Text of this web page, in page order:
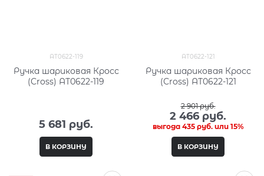
AT0622-119
Ручка шариковая Кросс
(Cross) AT0622-119
5 681 руб.
В КОРЗИНУ
AT0622-121
Ручка шариковая Кросс
(Cross) AT0622-121
2 901 руб.
2 466 руб.
выгода 435 руб.или 15%
В КОРЗИНУ